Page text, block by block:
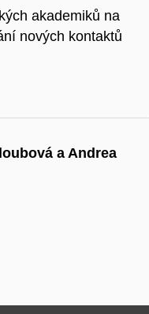
akademiků na
nových kontaktů
a Andrea